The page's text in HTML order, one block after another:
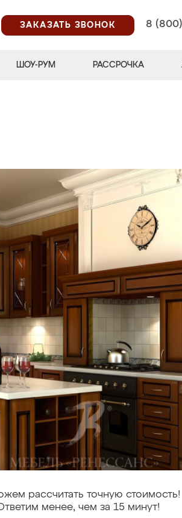
ЗАКАЗАТЬ ЗВОНОК
8
ШОУ-РУМ РАССРОЧКА
рассчитать точную стоимость!
менее, чем за 15 минут!